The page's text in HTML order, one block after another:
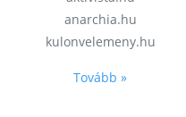
anarchia.hu
kulonvelemeny.hu
Tovább »